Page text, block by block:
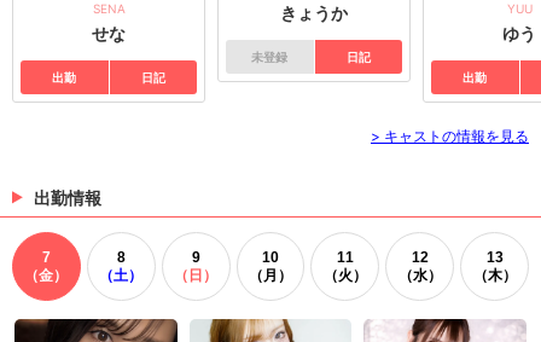
SENA
せな
出勤 日記
きょうか
未登録 日記
YUU
ゆう
出勤
> キャストの情報を見る
出勤情報
7
（金）
8
（土）
9
（日）
10
（月）
11
（火）
12
（水）
13
（木）